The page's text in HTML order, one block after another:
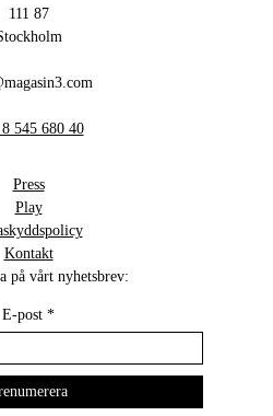
111 87
545 680 40
Press
Play
Kontakt
på vårt nyhetsbrev:
E-post *